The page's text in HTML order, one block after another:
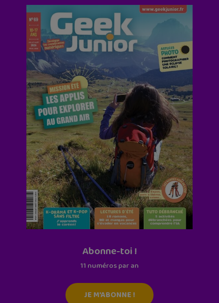
Abonne-toi !
11 numéros par an
JE M'ABONNE !